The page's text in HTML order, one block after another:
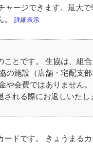
ャージできます。最大
。 詳細表示
とです。 生協は、組
の施設（店舗・宅配支
や会費ではありません
れる際にお返しいたし
ドです。 きょうまる